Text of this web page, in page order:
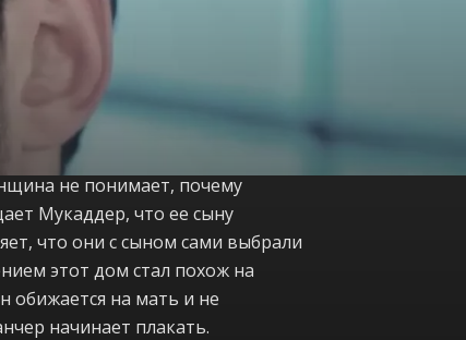
не понимает, почему
Мукаддер, что ее сыну
что они с сыном сами выбрали
этот дом стал похож на
обижается на мать и не
начинает плакать.